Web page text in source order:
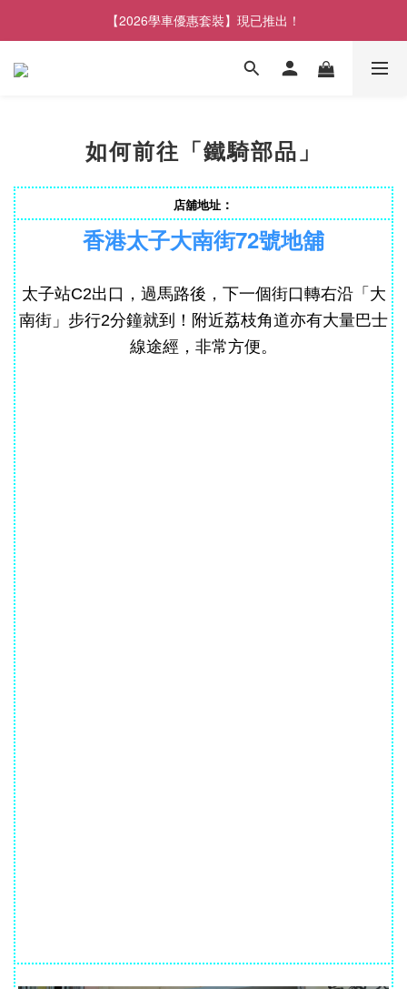
【2026學車優惠套裝】現已推出！
如何前往「鐵騎部品」
店舖地址 ：
香港太子大南街72號地舖
太子站C2出口，過馬路後，下一個街口轉右沿「大
南街」步行2分鐘就到！ 附近荔枝角道亦有大量巴士
線途經，非常方便。